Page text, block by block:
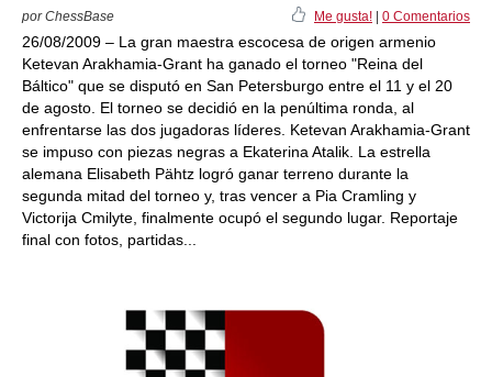
por ChessBase Me gusta! 0 Comentarios
26/08/2009 – La gran maestra escocesa de origen armenio
Ketevan Arakhamia-Grant ha ganado el torneo "Reina del
Báltico" que se disputó en San Petersburgo entre el 11 y el 20
de agosto. El torneo se decidió en la penúltima ronda, al
enfrentarse las dos jugadoras líderes. Ketevan Arakhamia-Grant
se impuso con piezas negras a Ekaterina Atalik. La estrella
alemana Elisabeth Pähtz logró ganar terreno durante la
segunda mitad del torneo y, tras vencer a Pia Cramling y
Victorija Cmilyte, finalmente ocupó el segundo lugar. Reportaje
final con fotos, partidas...